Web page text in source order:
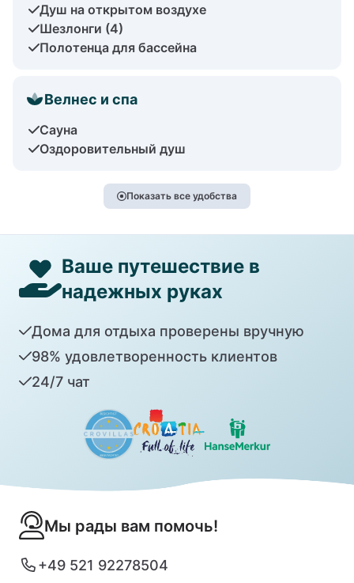
Душ на открытом воздухе
Шезлонги (4)
Полотенца для бассейна
Велнес и спа
Сауна
Оздоровительный душ
Показать все удобства
Ваше путешествие в
надежных руках
Дома для отдыха проверены вручную
98% удовлетворенность клиентов
24/7 чат
Мы рады вам помочь!
+49 521 92278504